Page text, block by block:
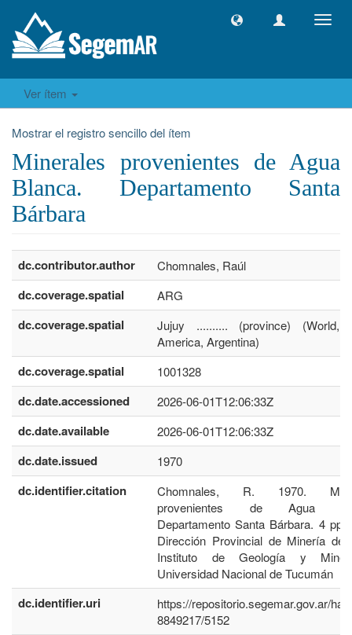
Ver ítem
Mostrar el registro sencillo del ítem
Minerales provenientes de Agua
Blanca. Departamento Santa
Bárbara
dc.contributor.author Chomnales, Raúl
dc.coverage.spatial ARG
dc.coverage.spatial
Jujuy .......... (province) (World,
America, Argentina)
dc.coverage.spatial 1001328
dc.date.accessioned 2026-06-01T12:06:33Z
dc.date.available 2026-06-01T12:06:33Z
dc.date.issued 1970
dc.identifier.citation
Chomnales, R. 1970.
provenientes de Agua
Departamento Santa Bárbara. 4 pp.
Dirección Provincial de Minería de
Instituto de Geología y
Universidad Nacional de Tucumán
dc.identifier.uri
https://repositorio.segemar.gov.ar/
8849217/5152